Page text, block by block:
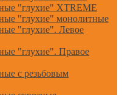
"глухие" XTREME
"глухие" монолитные
"глухие". Левое
"глухие". Правое
с резьбовым